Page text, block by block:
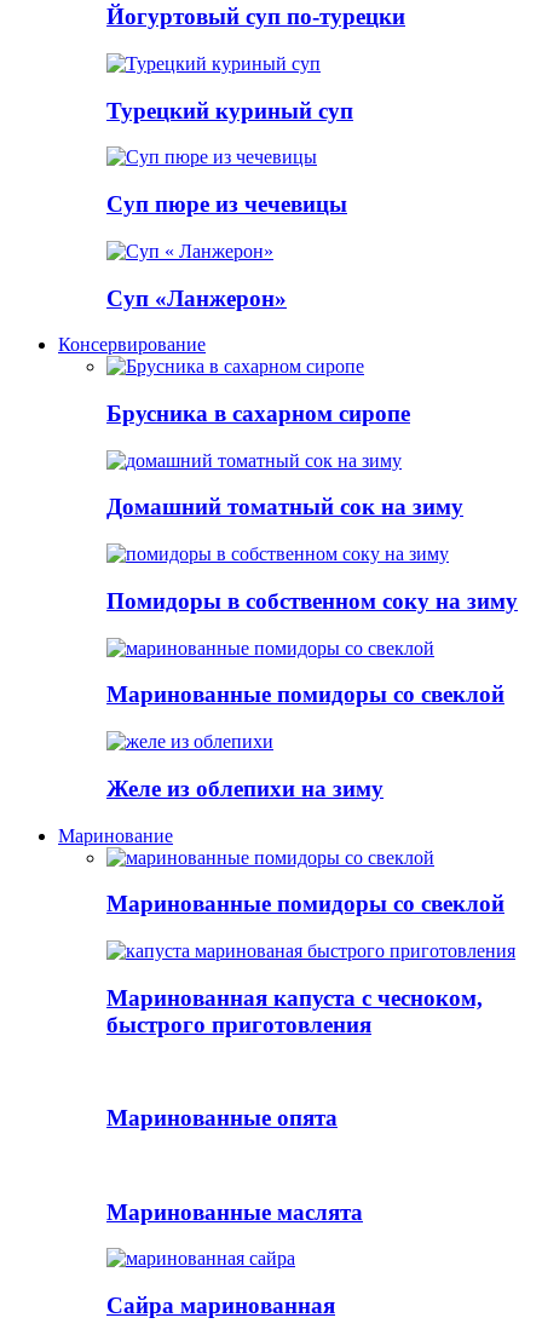
Йогуртовый суп по-турецки
Турецкий куриный суп
Суп пюре из чечевицы
Суп «Ланжерон»
Консервирование
Брусника в сахарном сиропе
Домашний томатный сок на зиму
Помидоры в собственном соку на зиму
Маринованные помидоры со свеклой
Желе из облепихи на зиму
Маринование
Маринованные помидоры со свеклой
Маринованная капуста с чесноком,
быстрого приготовления
Маринованные опята
Маринованные маслята
Сайра маринованная